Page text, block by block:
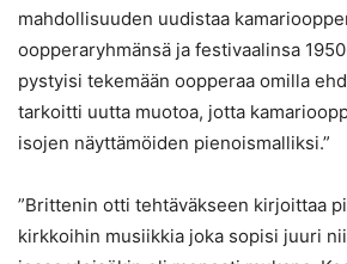
mahdollisuuden uudistaa
oopperaryhmänsä ja festivaalinsa
pystyisi tekemään oopperaa omilla
tarkoitti uutta muotoa, jotta
isojen näyttämöiden pienoismalliksi.”
”Brittenin otti tehtäväkseen kirjoittaa
kirkkoihin musiikkia joka sopisi juuri